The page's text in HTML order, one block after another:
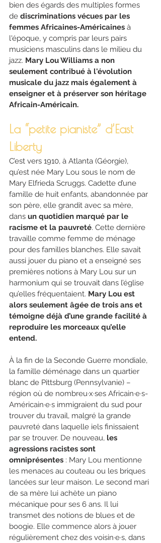
bien des égards des multiples formes
de discriminations vécues par les
femmes Africaines-Américaines à
l'époque, y compris par leurs pairs
musiciens masculins dans le milieu du
jazz. Mary Lou Williams a non
seulement contribué à l'évolution
musicale du jazz mais également à
enseigner et à préserver son héritage
Africain-Américain.
La “petite pianiste” d’East
Liberty
C’est vers 1910, à Atlanta (Géorgie),
qu’est née Mary Lou sous le nom de
Mary Elfrieda Scruggs. Cadette d’une
famille de huit enfants, abandonnée par
son père, elle grandit avec sa mère,
dans un quotidien marqué par le
racisme et la pauvreté. Cette dernière
travaille comme femme de ménage
pour des familles blanches. Elle savait
aussi jouer du piano et a enseigné ses
premières notions à Mary Lou sur un
harmonium qui se trouvait dans l’église
qu’elles fréquentaient. Mary Lou est
alors seulement âgée de trois ans et
témoigne déjà d’une grande facilité à
reproduire les morceaux qu’elle
entend.
À la fin de la Seconde Guerre mondiale,
la famille déménage dans un quartier
blanc de Pittsburg (Pennsylvanie) –
région où de nombreu·x·ses Africain·e·s-
Américain·e·s immigraient du sud pour
trouver du travail, malgré la grande
pauvreté dans laquelle iels finissaient
par se trouver. De nouveau, les
agressions racistes sont
omniprésentes : Mary Lou mentionne
les menaces au couteau ou les briques
lancées sur leur maison. Le second mari
de sa mère lui achète un piano
mécanique pour ses 6 ans. Il lui
transmet des notions de blues et de
boogie. Elle commence alors à jouer
régulièrement chez des voisin·e·s, dans